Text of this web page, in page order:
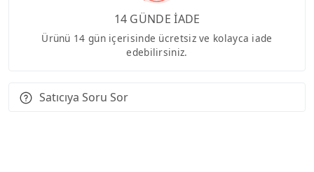
14 GÜNDE İADE
Ürünü 14 gün içerisinde ücretsiz ve kolayca iade
edebilirsiniz.
Satıcıya Soru Sor